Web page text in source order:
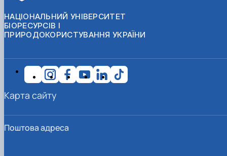
НАЦІОНАЛЬНИЙ УНІВЕРСИТЕТ
БІОРЕСУРСІВ І
ПРИРОДОКОРИСТУВАННЯ УКРАЇНИ
Поштова адреса
Карта сайту